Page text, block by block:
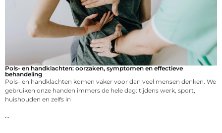
Pols- en handklachten: oorzaken, symptomen en effectieve
behandeling
Pols- en handklachten komen vaker voor dan veel mensen denken. We
gebruiken onze handen immers de hele dag: tijdens werk, sport,
huishouden en zelfs in